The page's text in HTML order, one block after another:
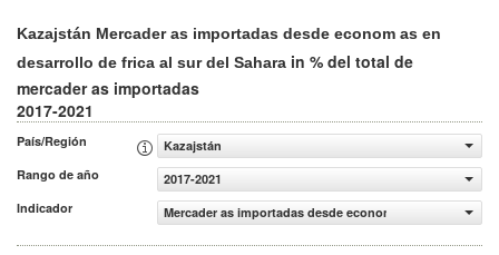
Kazajstán Mercader as importadas desde econom as en
desarrollo de frica al sur del Sahara in % del total de
mercader as importadas
2017-2021
País/Región
Kazajstán
Rango de año
2017-2021
Indicador
Mercader as importadas desde econom as en